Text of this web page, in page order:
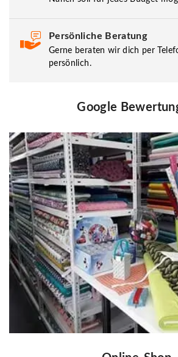
Persönliche Beratung
Gerne beraten wir dich per
persönlich.
Google